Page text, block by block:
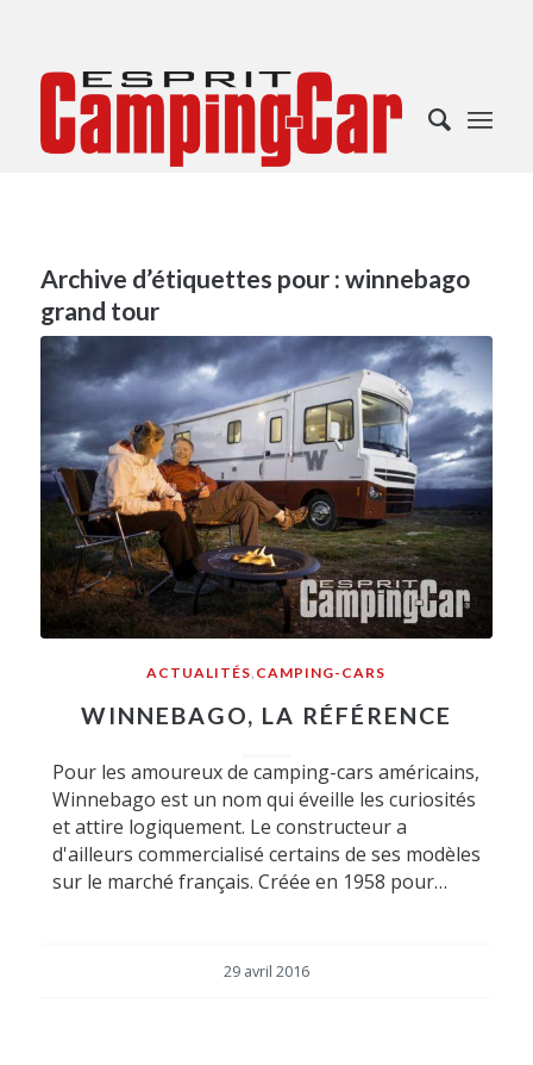
Archive d’étiquettes pour : winnebago
grand tour
ACTUALITÉS CAMPING-CARS
WINNEBAGO, LA RÉFÉRENCE
Pour les amoureux de camping-cars américains,
Winnebago est un nom qui éveille les curiosités
et attire logiquement. Le constructeur a
d'ailleurs commercialisé certains de ses modèles
sur le marché français. Créée en 1958 pour…
29 avril 2016